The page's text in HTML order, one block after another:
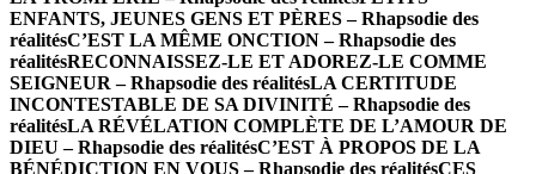
ENFANTS, JEUNES GENS ET PÈRES – Rhapsodie des
réalitésC’EST LA MÊME ONCTION – Rhapsodie des
réalitésRECONNAISSEZ-LE ET ADOREZ-LE COMME
SEIGNEUR – Rhapsodie des réalitésLA CERTITUDE
INCONTESTABLE DE SA DIVINITÉ – Rhapsodie des
réalitésLA RÉVÉLATION COMPLÈTE DE L’AMOUR DE
DIEU – Rhapsodie des réalitésC’EST À PROPOS DE LA
BÉNÉDICTION EN VOUS – Rhapsodie des réalitésCES